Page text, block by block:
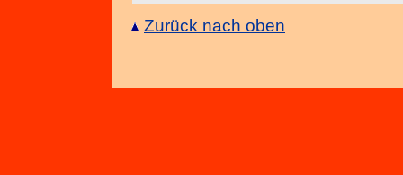
Zurück nach oben